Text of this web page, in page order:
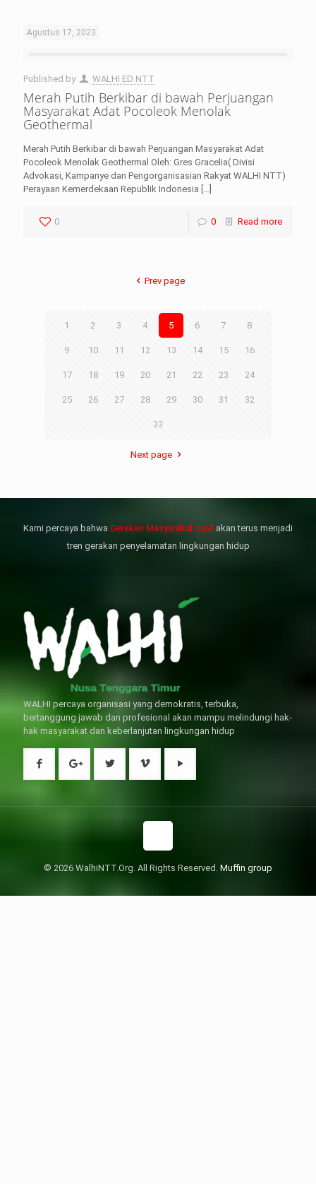
Agustus 17, 2023
Published by WALHI ED NTT
Merah Putih Berkibar di bawah Perjuangan
Masyarakat Adat Pocoleok Menolak
Geothermal
Merah Putih Berkibar di bawah Perjuangan Masyarakat Adat
Pocoleok Menolak Geothermal Oleh: Gres Gracelia( Divisi
Advokasi, Kampanye dan Pengorganisasian Rakyat WALHI NTT)
Perayaan Kemerdekaan Republik Indonesia […]
0 0 Read more
Prev page
1 2 3 4 5 6 7 8
9 10 11 12 13 14 15 16
17 18 19 20 21 22 23 24
25 26 27 28 29 30 31 32
33
Next page
masyarakat dua desa
pertama ke
kunjungan kali ini membuat
penyelesaian
情感來說不管是ED患者自己還
生活肯定都是非常不滿意的，
而鋼, 因此只要了解避免了以上禁
症，現有的臨床經驗來看，在醫
犀利士壯陽藥線上購買
康、動脈血管健康，使心臟動泵
，從而引起器質性勃起功能障
（陽痿）。犀利士的副作用類
，所以亦會加重犀利士副作用症
Kami percaya bahwa Gerakan Masyarakat Sipil akan terus menjadi
tren gerakan penyelamatan lingkungan hidup
WALHI percaya organisasi yang demokratis, terbuka,
bertanggung jawab dan profesional akan mampu melindungi hak-
hak masyarakat dan keberlanjutan lingkungan hidup
© 2026 WalhiNTT.Org. All Rights Reserved. Muffin group